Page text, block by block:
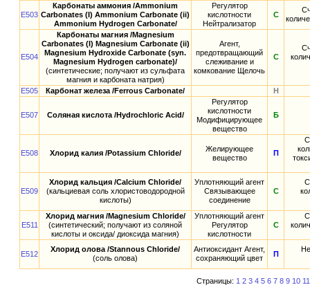
E503
Карбонаты аммония /Ammonium
Carbonates (I) Ammonium Carbonate (ii)
Ammonium Hydrogen Carbonate/
Регулятор
кислотности
Нейтрализатор
С
E504
Карбонаты магния /Magnesium
Сarbonates (I) Magnesium Сarbonate (ii)
Magnesium Hydroxide Carbonate (syn.
Magnesium Hydrogen carbonate)/
(синтетические; получают из сульфата
магния и карбоната натрия)
Агент,
предотвращающий
слеживание и
комкование Щелочь
С
E505 Карбонат железа /Ferrous Carbonate/ Н
E507 Соляная кислота /Hydrochloric Acid/
Регулятор
кислотности
Модифицирующее
вещество
Б
E508 Хлорид калия /Potassium Chloride/
Желирующее
вещество
П
E509
Хлорид кальция /Calcium Chloride/
(кальциевая соль хлористоводородной
кислоты)
Уплотняющий агент
Связывающее
соединение
С
E511
Хлорид магния /Magnesium Chloride/
(синтетический; получают из соляной
кислоты и оксида/ диоксида магния)
Уплотняющий агент
Регулятор
кислотности
С
E512
Хлорид олова /Stannous Chloride/
(соль олова)
Антиоксидант Агент,
сохраняющий цвет
П
Страницы: 1 2 3 4 5 6 7 8 9 10 11